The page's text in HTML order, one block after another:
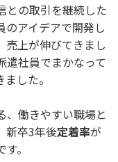
との取引を継続した
のアイデアで開発し
売上が伸びてきまし
遣社員でまかなって
した。
、働きやすい職場と
新卒3年後定着率が
。